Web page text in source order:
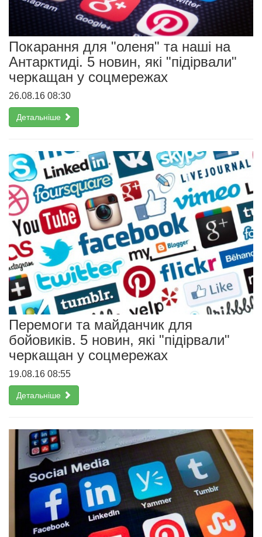
Покарання для "оленя" та наші на
Антарктиді. 5 новин, які "підірвали"
черкащан у соцмережах
26.08.16 08:30
Детальніше
Перемоги та майданчик для
бойовиків. 5 новин, які "підірвали"
черкащан у соцмережах
19.08.16 08:55
Детальніше